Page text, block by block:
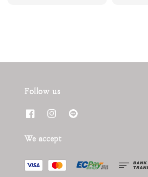
Follow us
We accept